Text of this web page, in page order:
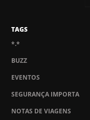
TAGS
*.*
BUZZ
EVENTOS
SEGURANÇA IMPORTA
NOTAS DE VIAGENS